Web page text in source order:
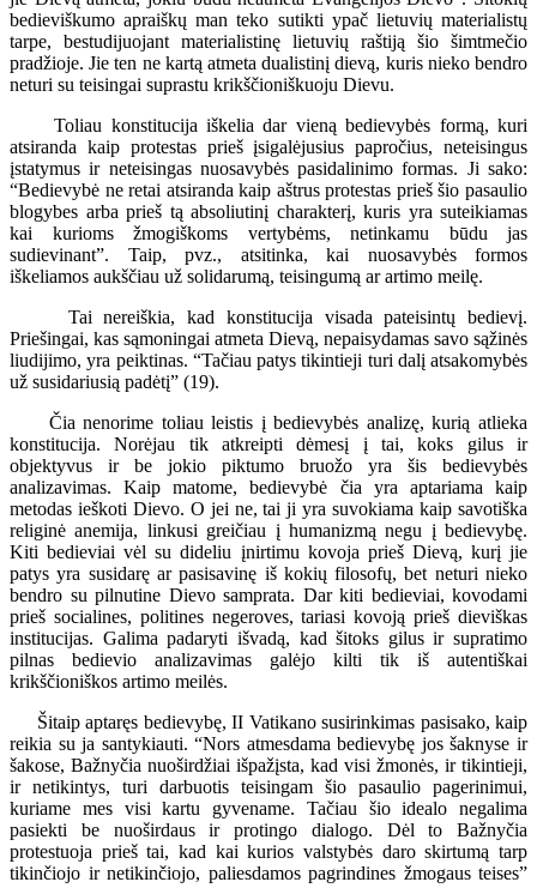
bedieviškumo apraiškų man teko sutikti ypač lietuvių materialistų
tarpe, bestudijuojant materialistinę lietuvių raštiją šio šimtmečio
pradžioje. Jie ten ne kartą atmeta dualistinį dievą, kuris nieko bendro
neturi su teisingai suprastu krikščioniškuoju Dievu.
Toliau konstitucija iškelia dar vieną bedievybės formą, kuri
atsiranda kaip protestas prieš įsigalėjusius papročius, neteisingus
įstatymus ir neteisingas nuosavybės pasidalinimo formas. Ji sako:
“Bedievybė ne retai atsiranda kaip aštrus protestas prieš šio pasaulio
blogybes arba prieš tą absoliutinį charakterį, kuris yra suteikiamas
kai kurioms žmogiškoms vertybėms, netinkamu būdu jas
sudievinant”. Taip, pvz., atsitinka, kai nuosavybės formos
iškeliamos aukščiau už solidarumą, teisingumą ar artimo meilę.
Tai nereiškia, kad konstitucija visada pateisintų bedievį.
Priešingai, kas sąmoningai atmeta Dievą, nepaisydamas savo sąžinės
liudijimo, yra peiktinas. “Tačiau patys tikintieji turi dalį atsakomybės
už susidariusią padėtį” (19).
Čia nenorime toliau leistis į bedievybės analizę, kurią atlieka
konstitucija. Norėjau tik atkreipti dėmesį į tai, koks gilus ir
objektyvus ir be jokio piktumo bruožo yra šis bedievybės
analizavimas. Kaip matome, bedievybė čia yra aptariama kaip
metodas ieškoti Dievo. O jei ne, tai ji yra suvokiama kaip savotiška
religinė anemija, linkusi greičiau į humanizmą negu į bedievybę.
Kiti bedieviai vėl su dideliu įnirtimu kovoja prieš Dievą, kurį jie
patys yra susidarę ar pasisavinę iš kokių filosofų, bet neturi nieko
bendro su pilnutine Dievo samprata. Dar kiti bedieviai, kovodami
prieš socialines, politines negeroves, tariasi kovoją prieš dieviškas
institucijas. Galima padaryti išvadą, kad šitoks gilus ir supratimo
pilnas bedievio analizavimas galėjo kilti tik iš autentiškai
krikščioniškos artimo meilės.
Šitaip aptaręs bedievybę, II Vatikano susirinkimas pasisako, kaip
reikia su ja santykiauti. “Nors atmesdama bedievybę jos šaknyse ir
šakose, Bažnyčia nuoširdžiai išpažįsta, kad visi žmonės, ir tikintieji,
ir netikintys, turi darbuotis teisingam šio pasaulio pagerinimui,
kuriame mes visi kartu gyvename. Tačiau šio idealo negalima
pasiekti be nuoširdaus ir protingo dialogo. Dėl to Bažnyčia
protestuoja prieš tai, kad kai kurios valstybės daro skirtumą tarp
tikinčiojo ir netikinčiojo, paliesdamos pagrindines žmogaus teises”